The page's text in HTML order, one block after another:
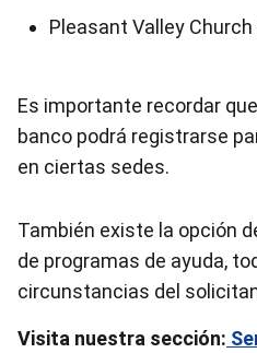
Pleasant Valley Church
Es importante recordar
banco podrá registrarse
en ciertas sedes.
También existe la opción
de programas de ayuda,
circunstancias del
Visita nuestra sección: